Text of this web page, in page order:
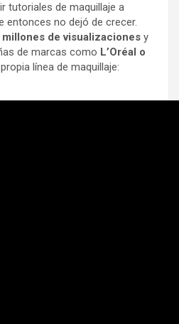
tutoriales de maquillaje a
entonces no dejó de crecer.
millones de visualizaciones y
de marcas como L’Oréal o
línea de maquillaje: